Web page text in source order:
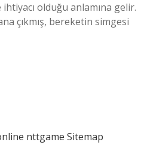
olduğu anlamına gelir.
çıkmış, bereketin simgesi
nttgame Sitemap